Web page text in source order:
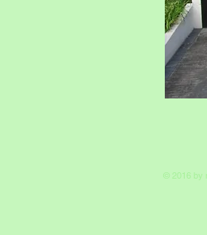
© 2016 by